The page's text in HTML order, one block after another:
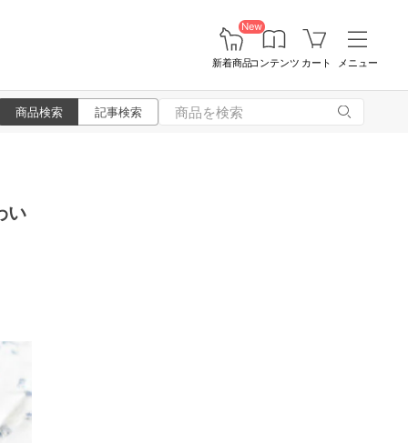
New
新着商品コンテンツ カート メニュー
商品検索 記事検索
い